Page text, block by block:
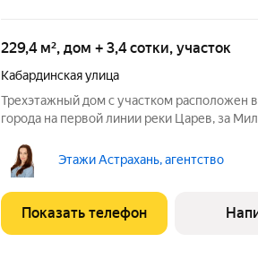
229,4 м², дом + 3,4 сотки, участок
Кабардинская улица
Трехэтажный дом с участком расположен
города на первой линии реки Царев, за
комфортное проживание для большой
организации
Этажи Астрахань, агентство
Показать телефон